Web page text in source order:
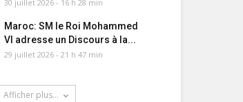
30 juillet 2026 - 16 h 28 min
Maroc: SM le Roi Mohammed
VI adresse un Discours à la...
29 juillet 2026 - 21 h 47 min
Afficher plus...